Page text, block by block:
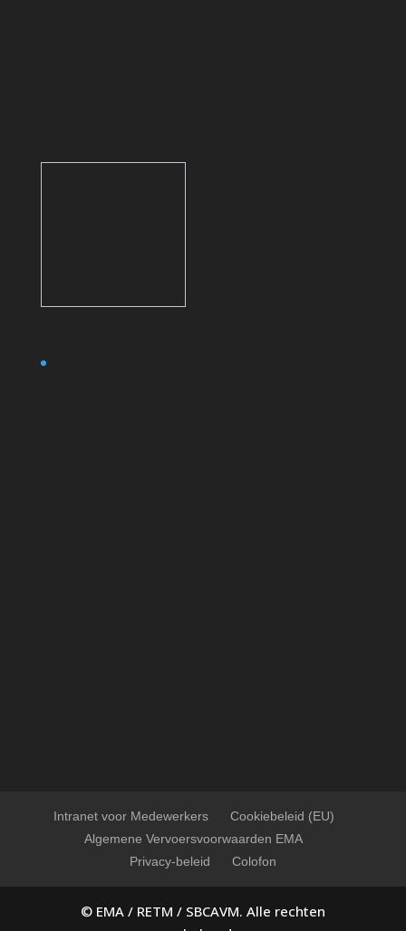
Intranet voor Medewerkers
Cookiebeleid (EU)
Algemene Vervoersvoorwaarden EMA
Privacy-beleid
Colofon
© EMA / RETM / SBCAVM. Alle rechten